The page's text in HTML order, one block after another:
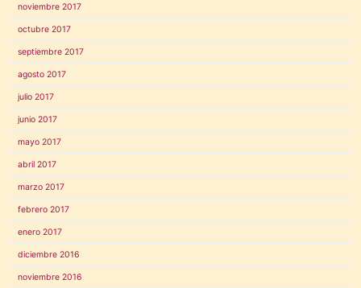
noviembre 2017
octubre 2017
septiembre 2017
agosto 2017
julio 2017
junio 2017
mayo 2017
abril 2017
marzo 2017
febrero 2017
enero 2017
diciembre 2016
noviembre 2016